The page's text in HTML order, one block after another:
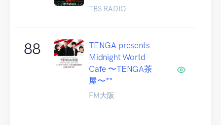
TBS RADIO
88
TENGA presents
Midnight World
Cafe 〜TENGA茶
屋〜**
FM大阪